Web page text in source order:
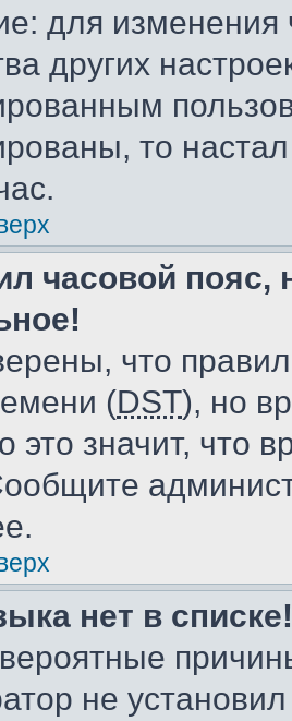
для изменения
других
то
часовой пояс,
что
(DST), но
это значит, что
нет в списке!
не